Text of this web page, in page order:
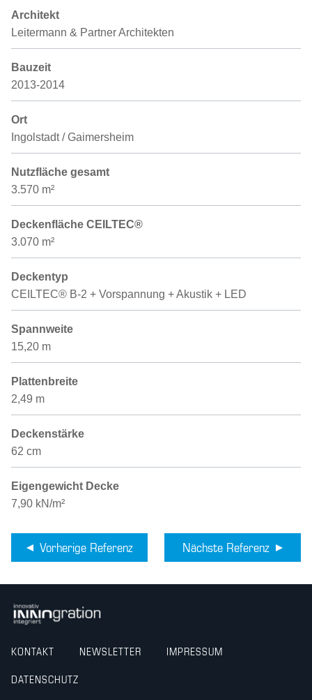
Architekt
Leitermann & Partner Architekten
Bauzeit
2013-2014
Ort
Ingolstadt / Gaimersheim
Nutzfläche gesamt
3.570 m²
Deckenfläche CEILTEC®
3.070 m²
Deckentyp
CEILTEC® B-2 + Vorspannung + Akustik + LED
Spannweite
15,20 m
Plattenbreite
2,49 m
Deckenstärke
62 cm
Eigengewicht Decke
7,90 kN/m²
Vorherige Referenz Nächste Referenz
KONTAKT NEWSLETTER IMPRESSUM
DATENSCHUTZ